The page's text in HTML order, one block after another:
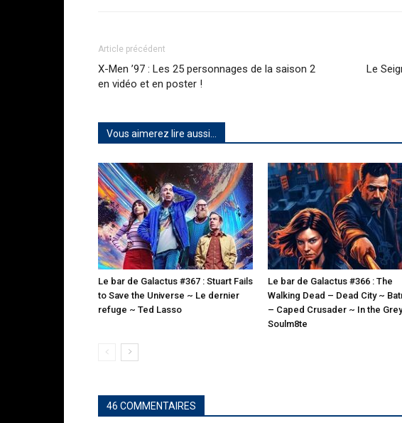
Article précédent
X-Men ’97 : Les 25 personnages de la saison 2
en vidéo et en poster !
Le
Vous aimerez lire aussi...
Le bar de Galactus #367 : Stuart Fails
to Save the Universe ~ Le dernier
refuge ~ Ted Lasso
Le bar de Galactus #366 : The
Walking Dead – Dead City ~
– Caped Crusader ~ In the
Soulm8te
46 COMMENTAIRES